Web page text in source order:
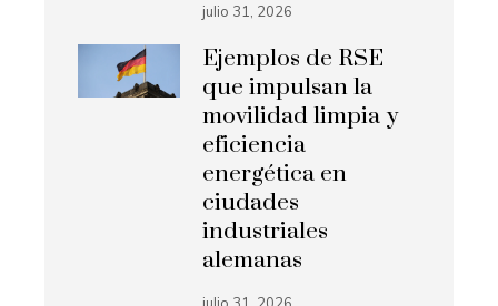
julio 31, 2026
Ejemplos de RSE
que impulsan la
movilidad limpia y
eficiencia
energética en
ciudades
industriales
alemanas
julio 31, 2026